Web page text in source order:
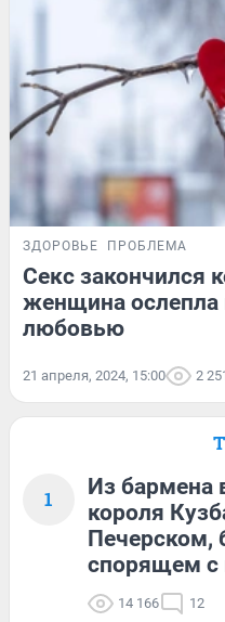
ЗДОРОВЬЕ ПРОБЛЕМА
Секс закончился
женщина ослепла
любовью
21 апреля, 2024, 15:00 2
1
Из бармена
короля
Печерском,
спорящем с
14 166 12